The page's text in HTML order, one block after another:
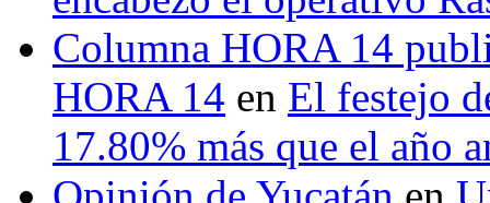
Columna HORA 14
HORA 14 en El festejo
17.80% más que el año